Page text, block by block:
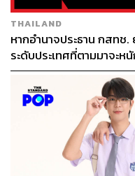
THAILAND
หากอำนาจประธาน กสทช
ระดับประเทศที่ตามมาจะห